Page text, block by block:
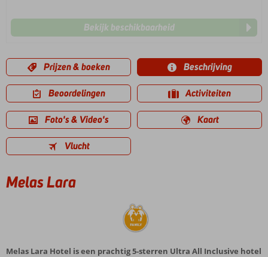
Bekijk beschikbaarheid
Prijzen & boeken Beschrijving
Beoordelingen Activiteiten
Foto's & Video's Kaart
Vlucht
Melas Lara
Melas Lara Hotel is een prachtig 5-sterren Ultra All Inclusive hotel